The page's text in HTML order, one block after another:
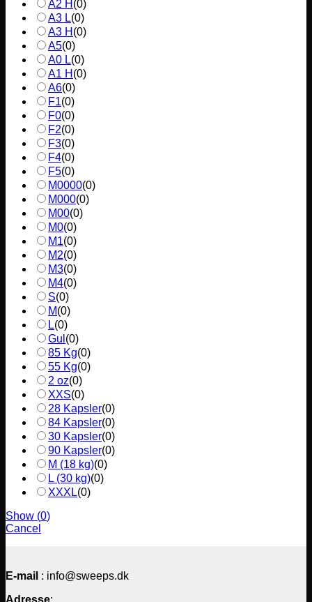
A2 H (0)
A3 L(0)
A3 H (0)
A5(0)
A0 L(0)
A1 H (0)
A6(0)
F1(0)
F0(0)
F2(0)
F3(0)
F4(0)
F5(0)
M0000(0)
M000(0)
M00(0)
M0(0)
M1(0)
M2(0)
M3(0)
M4(0)
S(0)
M(0)
L(0)
Gul (0)
85 Kg(0)
55 Kg(0)
2 oz(0)
XXS(0)
28 Kapsler(0)
84 Kapsler(0)
30 Kapsler(0)
90 Kapsler(0)
M (18 kg)(0)
L (30 kg)(0)
XXXL(0)
Show (0)
Cancel
E-mail : info@sweeps.dk
Adresse: